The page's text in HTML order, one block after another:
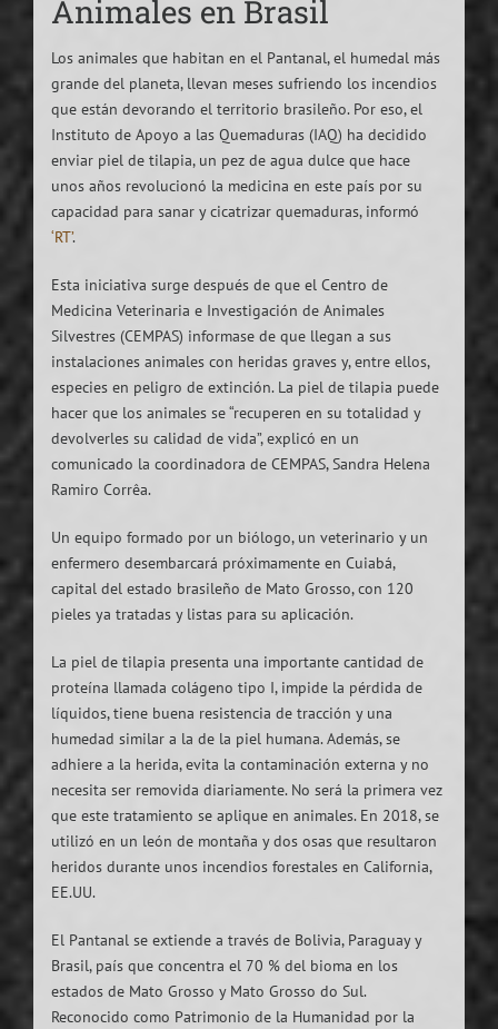
Animales en Brasil
Los animales que habitan en el Pantanal, el humedal más
grande del planeta, llevan meses sufriendo los incendios
que están devorando el territorio brasileño. Por eso, el
Instituto de Apoyo a las Quemaduras (IAQ) ha decidido
enviar piel de tilapia, un pez de agua dulce que hace
unos años revolucionó la medicina en este país por su
capacidad para sanar y cicatrizar quemaduras, informó
‘RT’.
Esta iniciativa surge después de que el Centro de
Medicina Veterinaria e Investigación de Animales
Silvestres (CEMPAS) informase de que llegan a sus
instalaciones animales con heridas graves y, entre ellos,
especies en peligro de extinción. La piel de tilapia puede
hacer que los animales se “recuperen en su totalidad y
devolverles su calidad de vida”, explicó en un
comunicado la coordinadora de CEMPAS, Sandra Helena
Ramiro Corrêa.
Un equipo formado por un biólogo, un veterinario y un
enfermero desembarcará próximamente en Cuiabá,
capital del estado brasileño de Mato Grosso, con 120
pieles ya tratadas y listas para su aplicación.
La piel de tilapia presenta una importante cantidad de
proteína llamada colágeno tipo I, impide la pérdida de
líquidos, tiene buena resistencia de tracción y una
humedad similar a la de la piel humana. Además, se
adhiere a la herida, evita la contaminación externa y no
necesita ser removida diariamente. No será la primera vez
que este tratamiento se aplique en animales. En 2018, se
utilizó en un león de montaña y dos osas que resultaron
heridos durante unos incendios forestales en California,
EE.UU.
El Pantanal se extiende a través de Bolivia, Paraguay y
Brasil, país que concentra el 70 % del bioma en los
estados de Mato Grosso y Mato Grosso do Sul.
Reconocido como Patrimonio de la Humanidad por la